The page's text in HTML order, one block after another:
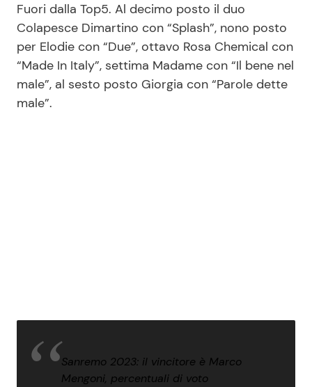
Fuori dalla Top5. Al decimo posto il duo
Colapesce Dimartino con “Splash”, nono posto
per Elodie con “Due”, ottavo Rosa Chemical con
“Made In Italy”, settima Madame con “Il bene nel
male”, al sesto posto Giorgia con “Parole dette
male”.
Sanremo 2023: il vincitore è Marco
Mengoni, percentuali di voto